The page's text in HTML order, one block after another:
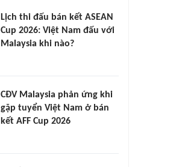
Lịch thi đấu bán kết ASEAN
Cup 2026: Việt Nam đấu với
Malaysia khi nào?
CĐV Malaysia phản ứng khi
gặp tuyển Việt Nam ở bán
kết AFF Cup 2026